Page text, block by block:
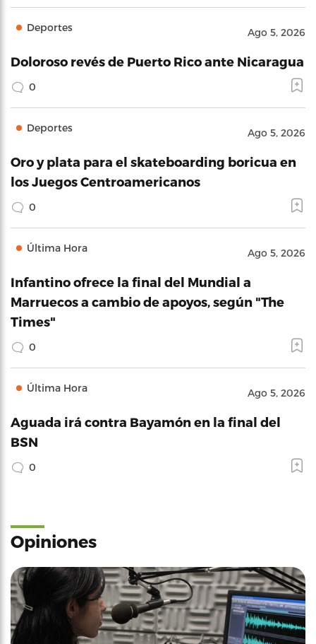
Deportes Ago 5, 2026
Doloroso revés de Puerto Rico ante Nicaragua
0
Deportes Ago 5, 2026
Oro y plata para el skateboarding boricua en
los Juegos Centroamericanos
0
Última Hora Ago 5, 2026
Infantino ofrece la final del Mundial a
Marruecos a cambio de apoyos, según "The
Times"
0
Última Hora Ago 5, 2026
Aguada irá contra Bayamón en la final del
BSN
0
Opiniones